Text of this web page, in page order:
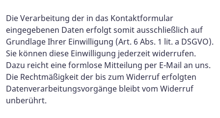
Die Verarbeitung der in das Kontaktformular
eingegebenen Daten erfolgt somit ausschließlich auf
Grundlage Ihrer Einwilligung (Art. 6 Abs. 1 lit. a DSGVO).
Sie können diese Einwilligung jederzeit widerrufen.
Dazu reicht eine formlose Mitteilung per E-Mail an uns.
Die Rechtmäßigkeit der bis zum Widerruf erfolgten
Datenverarbeitungsvorgänge bleibt vom Widerruf
unberührt.